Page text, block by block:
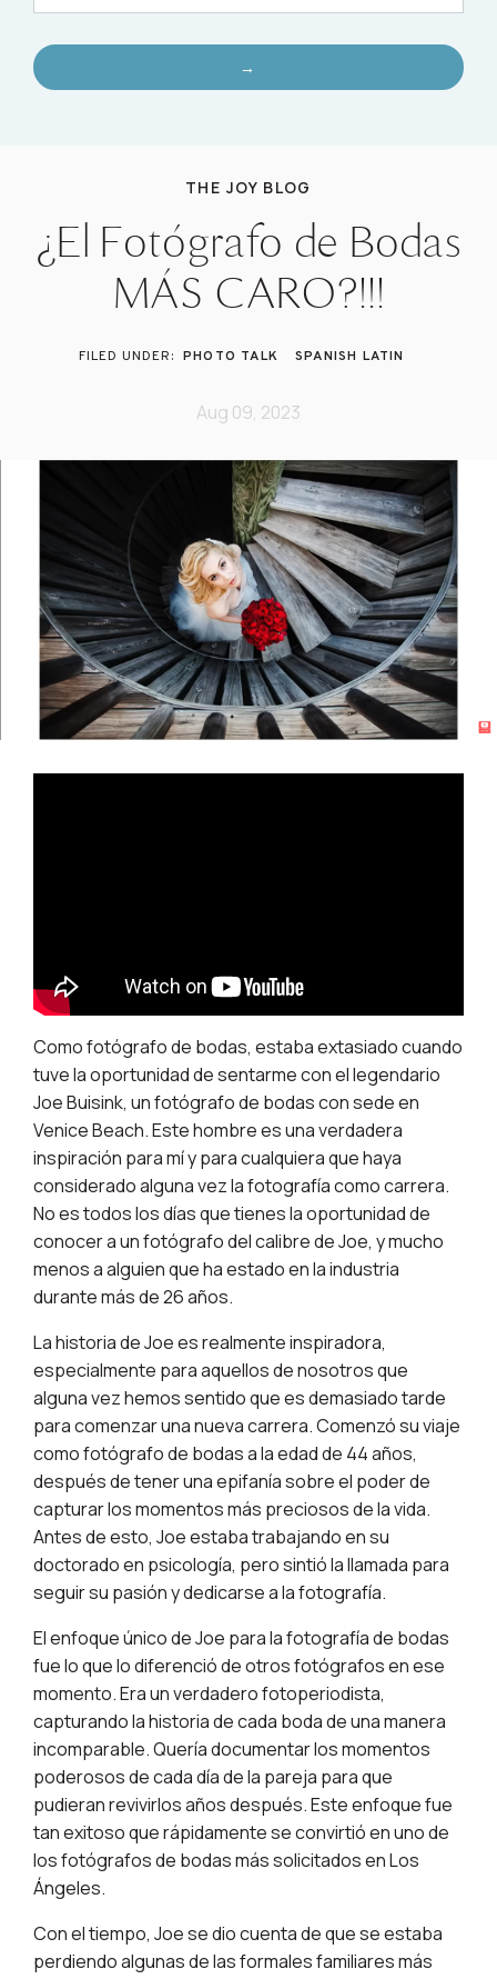
→
THE JOY BLOG
¿El Fotógrafo de Bodas
MÁS CARO?!!!
PHOTO TALK SPANISH LATIN
Aug 09, 2023
Como fotógrafo de bodas, estaba extasiado cuando
tuve la oportunidad de sentarme con el legendario
Joe Buisink, un fotógrafo de bodas con sede en
Venice Beach. Este hombre es una verdadera
inspiración para mí y para cualquiera que haya
considerado alguna vez la fotografía como carrera.
No es todos los días que tienes la oportunidad de
conocer a un fotógrafo del calibre de Joe, y mucho
menos a alguien que ha estado en la industria
durante más de 26 años.
La historia de Joe es realmente inspiradora,
especialmente para aquellos de nosotros que
alguna vez hemos sentido que es demasiado tarde
para comenzar una nueva carrera. Comenzó su viaje
como fotógrafo de bodas a la edad de 44 años,
después de tener una epifanía sobre el poder de
capturar los momentos más preciosos de la vida.
Antes de esto, Joe estaba trabajando en su
doctorado en psicología, pero sintió la llamada para
seguir su pasión y dedicarse a la fotografía.
El enfoque único de Joe para la fotografía de bodas
fue lo que lo diferenció de otros fotógrafos en ese
momento. Era un verdadero fotoperiodista,
capturando la historia de cada boda de una manera
incomparable. Quería documentar los momentos
poderosos de cada día de la pareja para que
pudieran revivirlos años después. Este enfoque fue
tan exitoso que rápidamente se convirtió en uno de
los fotógrafos de bodas más solicitados en Los
Ángeles.
Con el tiempo, Joe se dio cuenta de que se estaba
perdiendo algunas de las formales familiares más